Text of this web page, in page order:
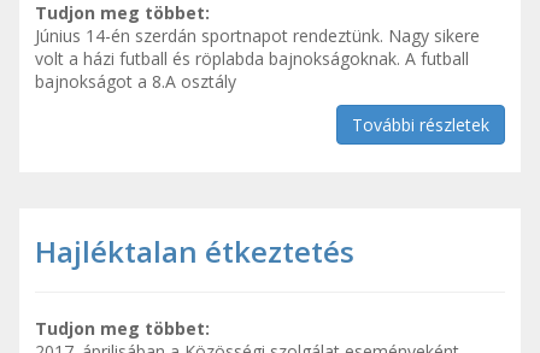
Tudjon meg többet:
Június 14-én szerdán sportnapot rendeztünk. Nagy sikere
volt a házi futball és röplabda bajnokságoknak. A futball
bajnokságot a 8.A osztály
További részletek
Hajléktalan étkeztetés
Tudjon meg többet: